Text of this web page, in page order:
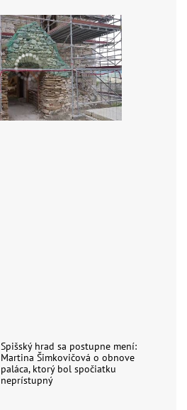
Spišský hrad sa postupne mení:
Martina Šimkovičová o obnove
paláca, ktorý bol spočiatku
neprístupný